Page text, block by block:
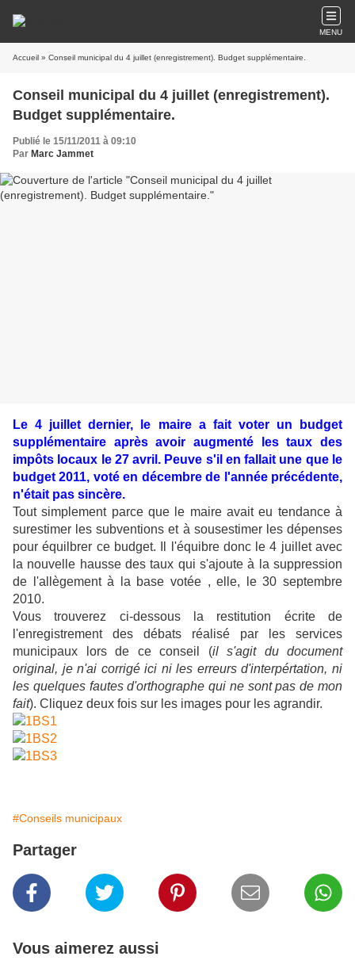
MENU
Accueil » Conseil municipal du 4 juillet (enregistrement). Budget supplémentaire.
Conseil municipal du 4 juillet (enregistrement).
Budget supplémentaire.
Publié le 15/11/2011 à 09:10
Par Marc Jammet
Le 4 juillet dernier, le maire a fait voter un budget
supplémentaire après avoir augmenté les taux des
impôts locaux le 27 avril. Peuve s'il en fallait une que le
budget 2011, voté en décembre de l'année précédente,
n'était pas sincère.
Tout simplement parce que le maire avait eu tendance à
surestimer les subventions et à sousestimer les dépenses
pour équilbrer ce budget. Il l'équibre donc le 4 juillet avec
la nouvelle hausse des taux qui s'ajoute à la suppression
de l'allègement à la base votée , elle, le 30 septembre
2010.
Vous trouverez ci-dessous la restitution écrite de
l'enregistrement des débats réalisé par les services
municipaux lors de ce conseil (il s'agit du document
original, je n'ai corrigé ici ni les erreurs d'interpértation, ni
les quelques fautes d'orthographe qui ne sont pas de mon
fait). Cliquez deux fois sur les images pour les agrandir.
#Conseils municipaux
Partager
Vous aimerez aussi